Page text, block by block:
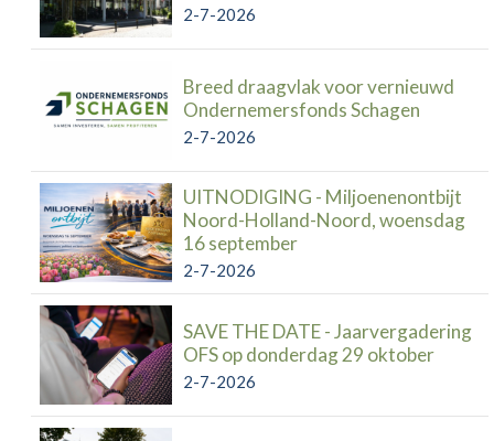
2-7-2026
Breed draagvlak voor vernieuwd
Ondernemersfonds Schagen
2-7-2026
UITNODIGING - Miljoenenontbijt
Noord-Holland-Noord, woensdag
16 september
2-7-2026
SAVE THE DATE - Jaarvergadering
OFS op donderdag 29 oktober
2-7-2026